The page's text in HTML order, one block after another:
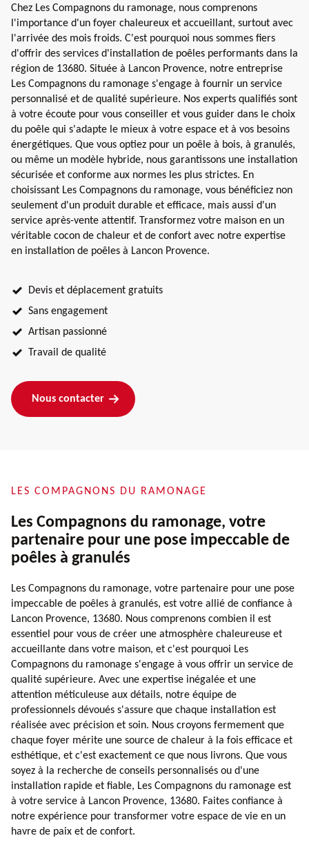
Chez Les Compagnons du ramonage, nous comprenons
l'importance d'un foyer chaleureux et accueillant, surtout avec
l'arrivée des mois froids. C'est pourquoi nous sommes fiers
d'offrir des services d'installation de poêles performants dans la
région de 13680. Située à Lancon Provence, notre entreprise
Les Compagnons du ramonage s'engage à fournir un service
personnalisé et de qualité supérieure. Nos experts qualifiés sont
à votre écoute pour vous conseiller et vous guider dans le choix
du poêle qui s'adapte le mieux à votre espace et à vos besoins
énergétiques. Que vous optiez pour un poêle à bois, à granulés,
ou même un modèle hybride, nous garantissons une installation
sécurisée et conforme aux normes les plus strictes. En
choisissant Les Compagnons du ramonage, vous bénéficiez non
seulement d'un produit durable et efficace, mais aussi d'un
service après-vente attentif. Transformez votre maison en un
véritable cocon de chaleur et de confort avec notre expertise
en installation de poêles à Lancon Provence.
Devis et déplacement gratuits
Sans engagement
Artisan passionné
Travail de qualité
Nous contacter
LES COMPAGNONS DU RAMONAGE
Les Compagnons du ramonage, votre
partenaire pour une pose impeccable de
poêles à granulés
Les Compagnons du ramonage, votre partenaire pour une pose
impeccable de poêles à granulés, est votre allié de confiance à
Lancon Provence, 13680. Nous comprenons combien il est
essentiel pour vous de créer une atmosphère chaleureuse et
accueillante dans votre maison, et c'est pourquoi Les
Compagnons du ramonage s'engage à vous offrir un service de
qualité supérieure. Avec une expertise inégalée et une
attention méticuleuse aux détails, notre équipe de
professionnels dévoués s'assure que chaque installation est
réalisée avec précision et soin. Nous croyons fermement que
chaque foyer mérite une source de chaleur à la fois efficace et
esthétique, et c'est exactement ce que nous livrons. Que vous
soyez à la recherche de conseils personnalisés ou d'une
installation rapide et fiable, Les Compagnons du ramonage est
à votre service à Lancon Provence, 13680. Faites confiance à
notre expérience pour transformer votre espace de vie en un
havre de paix et de confort.